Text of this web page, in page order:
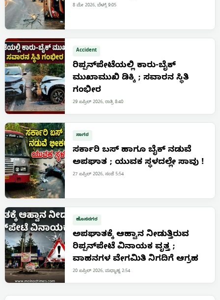
8 ಮೇ 2026, ಬೆಳಗ್ಗೆ 9:05
Accident
ರಿಪ್ಪನ್‌ಪೇಟೆಯಲ್ಲಿ ಕಾರು-ಬೈಕ್
ಮುಖಾಮುಖಿ ಡಿಕ್ಕಿ ; ಸವಾರನ ಸ್ಥಿತಿ
ಗಂಭೀರ
29 ಏಪ್ರಿಲ್ 2026, ರಾತ್ರಿ 8:40
ಸಾಗರ
ಸರ್ಕಾರಿ ಬಸ್ ಹಾಗೂ ಬೈಕ್ ನಡುವೆ
ಅಪಘಾತ ; ಯುವಕ ಸ್ಥಳದಲ್ಲೇ ಸಾವು !
27 ಏಪ್ರಿಲ್ 2026, ಸಂಜೆ 5:54
ಹೊಸನಗರ
ಅಪಘಾತಕ್ಕೆ ಆಹ್ವಾನ ನೀಡುತ್ತಿರುವ
ರಿಪ್ಪನ್‌ಪೇಟೆ ವಿನಾಯಕ ವೃತ್ತ ;
ವಾಹನಗಳ ವೇಗಮಿತಿ ನಿಗದಿಗೆ ಆಗ್ರಹ
20 ಏಪ್ರಿಲ್ 2026, ಮಧ್ಯಾಹ್ನ 2:54